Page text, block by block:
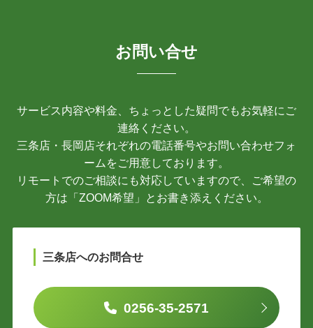
お問い合せ
サービス内容や料金、ちょっとした疑問でもお気軽にご
連絡ください。
三条店・長岡店それぞれの電話番号やお問い合わせフォ
ームをご用意しております。
リモートでのご相談にも対応していますので、ご希望の
方は「ZOOM希望」とお書き添えください。
三条店へのお問合せ
0256-35-2571